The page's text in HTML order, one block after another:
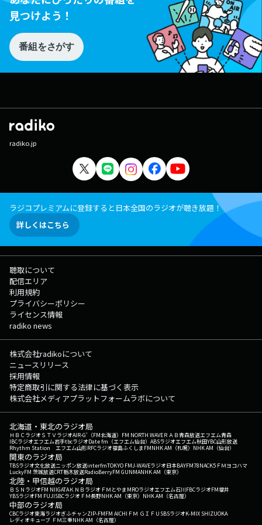
見つけよう！
番組をさがす
radiko.jp
ラジコプレミアムに登録すると日本全国のラジオが聴き放題！
詳しくはこちら
聴取について
配信エリア
利用規約
プライバシーポリシー
ライセンス情報
radiko news
株式会社radikoについて
ニュースリリース
採用情報
特定商取引に関する法律に基づく表示
株式会社メディアプラットフォームラボについて
北海道・東北のラジオ局
ＨＢＣラジオＳＴＶラジオAIR-G'（FM北海道） FM NORTH WAVEＲＡＢ青森放送エフエム青森
IBCラジオエフエム岩手tbcラジオDate fm（エフエム仙台） ABSラジオエフエム秋田YBC山形放送
Rhythm Station エフエム山形RFCラジオ福島ふくしまFMNHK AM（札幌） NHK AM（仙台）
関東のラジオ局
TBSラジオ文化放送ニッポン放送interfmTOKYO FMJ-WAVEラジオ日本BAYFM78NACK5 ＦＭヨコハマ
LuckyFM 茨城放送CRT栃木放送RadioBerryFM GUNMANHK AM（東京）
北陸・甲信越のラジオ局
ＢＳＮラジオFM NIIGATAＫＮＢラジオ ＦＭとやまMROラジオエフエム石川FBCラジオFM福井
YBSラジオFM FUJISBCラジオ ＦＭ長野NHK AM（東京） NHK AM（名古屋）
中部のラジオ局
CBCラジオ東海ラジオぎふチャンZIP-FMFM AICHI ＦＭ ＧＩＦＵ SBSラジオK-MIX SHIZUOKA
レディオキューブ ＦＭ三重NHK AM（名古屋）